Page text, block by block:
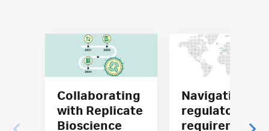
Collaborating
with Replicate
Bioscience
Navigating
regulatory
requirements